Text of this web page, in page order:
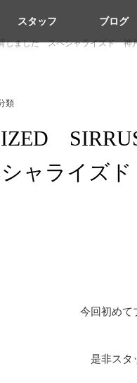
スタッフ ブログ
しました スペシャライズド
類
ャライズ
今回初めて
是非スタ